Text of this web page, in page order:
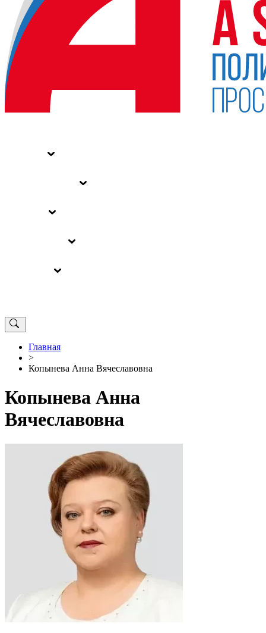
Главная
>
Копынева Анна Вячеславовна
Копынева Анна
Вячеславовна